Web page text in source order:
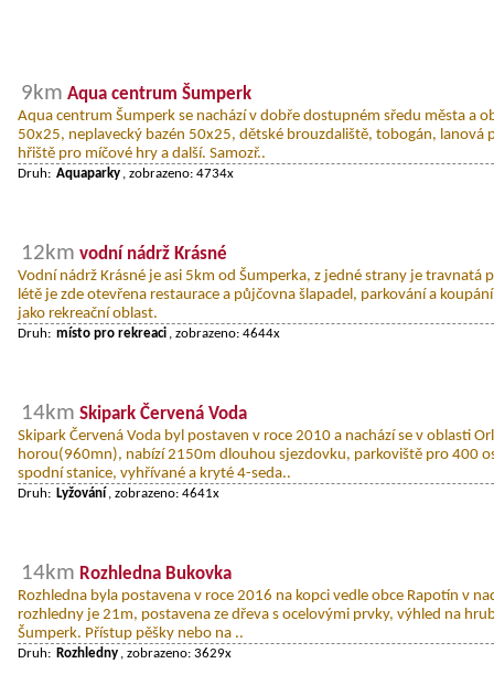
9km Aqua centrum Šumperk
Aqua centrum Šumperk se nachází v dobře dostupném sředu města a
50x25, neplavecký bazén 50x25, dětské brouzdaliště, tobogán, lanová
hřiště pro míčové hry a další. Samozř..
Druh: Aquaparky , zobrazeno: 4734x
12km vodní nádrž Krásné
Vodní nádrž Krásné je asi 5km od Šumperka, z jedné strany je travnatá
létě je zde otevřena restaurace a půjčovna šlapadel, parkování a
jako rekreační oblast.
Druh: místo pro rekreaci , zobrazeno: 4644x
14km Skipark Červená Voda
Skipark Červená Voda byl postaven v roce 2010 a nachází se v oblasti
horou(960mn), nabízí 2150m dlouhou sjezdovku, parkoviště pro 400
spodní stanice, vyhřívané a kryté 4-seda..
Druh: Lyžování , zobrazeno: 4641x
14km Rozhledna Bukovka
Rozhledna byla postavena v roce 2016 na kopci vedle obce Rapotín v
rozhledny je 21m, postavena ze dřeva s ocelovými prvky, výhled na
Šumperk. Přístup pěšky nebo na ..
Druh: Rozhledny , zobrazeno: 3629x